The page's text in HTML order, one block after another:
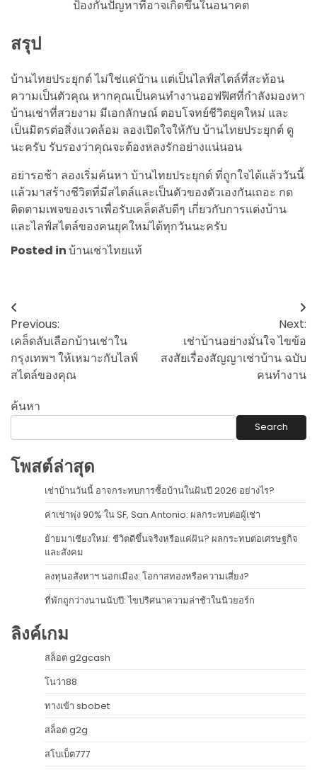
ป้องกันปัญหาที่อาจเกิดขึ้นในอนาคต
สรุป
บ้านไทยประยุกต์ ไม่ใช่แค่บ้าน แต่เป็นไลฟ์สไตล์ที่สะท้อน
ความเป็นตัวคุณ หากคุณเป็นคนทำงานออฟฟิศที่กำลังมองหา
บ้านเช่าที่สวยงาม มีเอกลักษณ์ ตอบโจทย์ชีวิตยุคใหม่ และ
เป็นมิตรต่อสิ่งแวดล้อม ลองเปิดใจให้กับ บ้านไทยประยุกต์ ดู
นะครับ รับรองว่าคุณจะต้องหลงรักอย่างแน่นอน
อย่ารอช้า ลองเริ่มค้นหา บ้านไทยประยุกต์ ที่ถูกใจได้แล้ววันนี้
แล้วมาสร้างชีวิตที่มีสไตล์และเป็นตัวของตัวเองกันเถอะ กด
ติดตามเพจของเราเพื่อรับเคล็ดลับดีๆ เกี่ยวกับการแต่งบ้าน
และไลฟ์สไตล์ของคนยุคใหม่ได้ทุกวันนะครับ
Posted inบ้านเช่าไทยแท้
Post
navigation
Previous:
เคล็ดลับเลือกบ้านเช่าใน
กรุงเทพฯ ให้เหมาะกับไลฟ์
สไตล์ของคุณ
Next:
เช่าบ้านอย่างมั่นใจ ไขข้อ
สงสัยเรื่องสัญญาเช่าบ้าน ฉบับ
คนทำงาน
ค้นหา
Search
โพสต์ล่าสุด
เช่าบ้านวันนี้ อาจกระทบการซื้อบ้านในฝันปี 2026 อย่างไร?
ค่าเช่าพุ่ง 90% ใน SF, San Antonio: ผลกระทบต่อผู้เช่า
ย้ายมาเชียงใหม่: ชีวิตดีขึ้นจริงหรือแค่ฝัน? ผลกระทบต่อเศรษฐกิจ
และสังคม
ลงทุนอสังหาฯ นอกเมือง: โอกาสทองหรือความเสี่ยง?
ที่พักถูกว่างนานนับปี: ไขปริศนาความล่าช้าในนิวยอร์ก
ลิงค์เกม
สล็อต g2gcash
โนว่า88
ทางเข้า sbobet
สล็อต g2g
สโบเบ็ต777